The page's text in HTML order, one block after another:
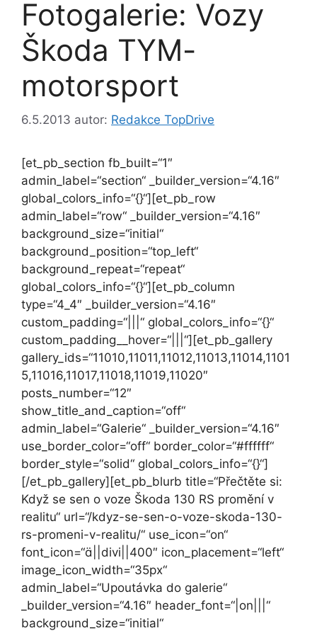
Fotogalerie: Vozy
Škoda TYM-
motorsport
6.5.2013 autor: Redakce TopDrive
[et_pb_section fb_built=“1″
admin_label=“section“ _builder_version=“4.16″
global_colors_info=“{}“][et_pb_row
admin_label=“row“ _builder_version=“4.16″
background_size=“initial“
background_position=“top_left“
background_repeat=“repeat“
global_colors_info=“{}“][et_pb_column
type=“4_4″ _builder_version=“4.16″
custom_padding=“|||“ global_colors_info=“{}“
custom_padding__hover=“|||“][et_pb_gallery
gallery_ids=“11010,11011,11012,11013,11014,1101
5,11016,11017,11018,11019,11020″
posts_number=“12″
show_title_and_caption=“off“
admin_label=“Galerie“ _builder_version=“4.16″
use_border_color=“off“ border_color=“#ffffff“
border_style=“solid“ global_colors_info=“{}“]
[/et_pb_gallery][et_pb_blurb title=“Přečtěte si:
Když se sen o voze Škoda 130 RS promění v
realitu“ url=“/kdyz-se-sen-o-voze-skoda-130-
rs-promeni-v-realitu/“ use_icon=“on“
font_icon=“||divi||400″ icon_placement=“left“
image_icon_width=“35px“
admin_label=“Upoutávka do galerie“
_builder_version=“4.16″ header_font=“|on|||“
background_size=“initial“